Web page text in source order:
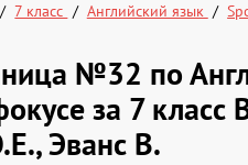
7 класс Английский язык
№32 по
за 7
Эванс В.